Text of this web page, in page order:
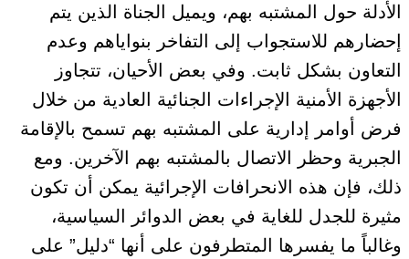
الأدلة حول المشتبه بهم، ويميل الجناة الذين يتم
إحضارهم للاستجواب إلى التفاخر بنواياهم وعدم
التعاون بشكل ثابت. وفي بعض الأحيان، تتجاوز
الأجهزة الأمنية الإجراءات الجنائية العادية من خلال
فرض أوامر إدارية على المشتبه بهم تسمح بالإقامة
الجبرية وحظر الاتصال بالمشتبه بهم الآخرين. ومع
ذلك، فإن هذه الانحرافات الإجرائية يمكن أن تكون
مثيرة للجدل للغاية في بعض الدوائر السياسية،
وغالباً ما يفسرها المتطرفون على أنها “دليل” على